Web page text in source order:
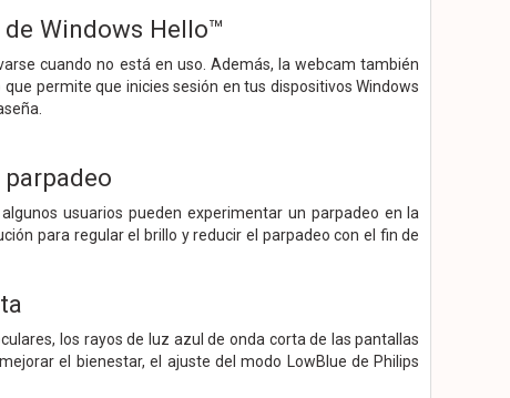
Windows Hello™
cuando no está en uso. Además, la webcam también
permite que inicies sesión en tus dispositivos Windows
usuarios pueden experimentar un parpadeo en la
para regular el brillo y reducir el parpadeo con el fin de
los rayos de luz azul de onda corta de las pantallas
el bienestar, el ajuste del modo LowBlue de Philips